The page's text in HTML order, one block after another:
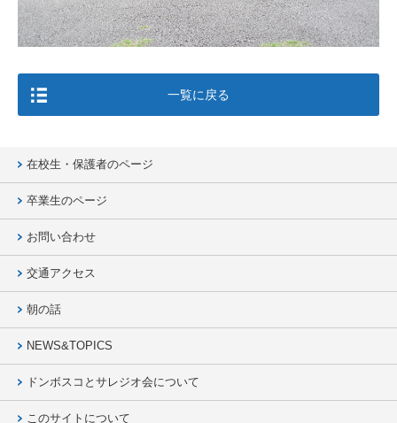
一覧に戻る
在校生・保護者のページ
卒業生のページ
お問い合わせ
交通アクセス
朝の話
NEWS&TOPICS
ドンボスコとサレジオ会について
このサイトについて